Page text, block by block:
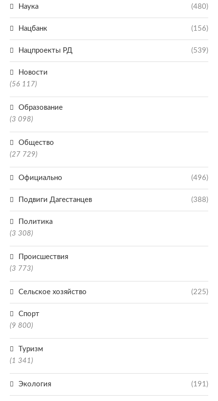
Наука (480)
Нацбанк (156)
Нацпроекты РД (539)
Новости
(56 117)
Образование
(3 098)
Общество
(27 729)
Официально (496)
Подвиги Дагестанцев (388)
Политика
(3 308)
Происшествия
(3 773)
Сельское хозяйство (225)
Спорт
(9 800)
Туризм
(1 341)
Экология (191)